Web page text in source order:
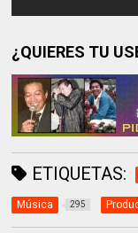
¿QUIERES TU
ETIQUETAS:
Música 295